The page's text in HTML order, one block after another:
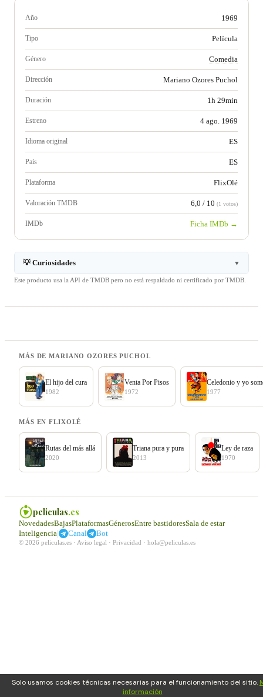
Solo usamos cookies técnicas necesarias para el funcionamiento del sitio.
información
Año 1969
Tipo Película
Género Comedia
Dirección Mariano Ozores Puchol
Duración 1h 29min
Estreno 4 ago. 1969
Idioma original ES
País ES
Plataforma FlixOlé
Valoración TMDB 6,0 / 10 (1 votos)
IMDb Ficha IMDb →
💡 Curiosidades ▼
Este producto usa la API de TMDB pero no está respaldado ni certificado por TMDB.
MÁS DE MARIANO OZORES PUCHOL
El hijo del cura
1982
Venta Por Pisos
1972
Celedonio y yo
1977
MÁS EN FLIXOLÉ
Rutas del más allá
2020
Triana pura y pura
2013
Ley de raza
1970
peliculas.es
NovedadesBajasPlataformasGénerosEntre bastidoresSala de estar
Inteligencia| Canal Bot
© 2026 peliculas.es · Aviso legal · Privacidad · hola@peliculas.es